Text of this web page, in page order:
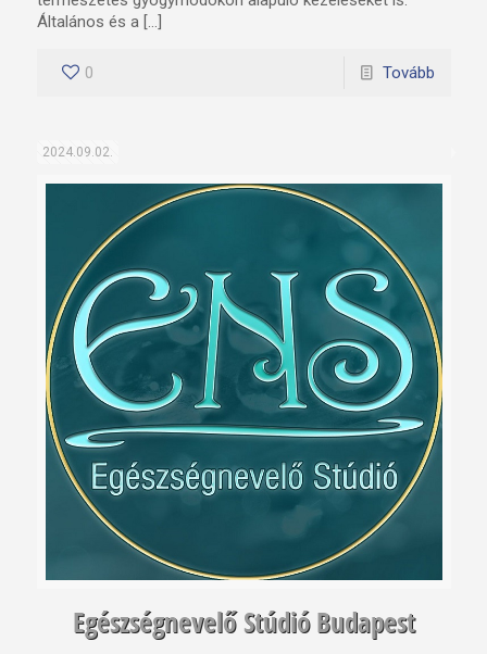
Általános és a […]
0 Tovább
2024.09.02.
Egészségnevelő Stúdió Budapest